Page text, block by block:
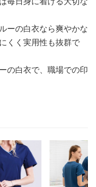
ーの白衣なら爽やかな
くく実用性も抜群で
の白衣で、職場での印